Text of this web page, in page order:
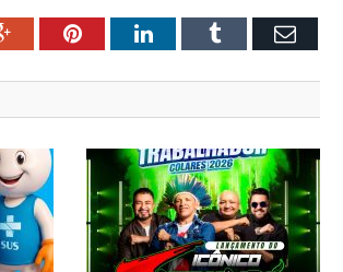
Google+PinterestLinkedInTumblr Email